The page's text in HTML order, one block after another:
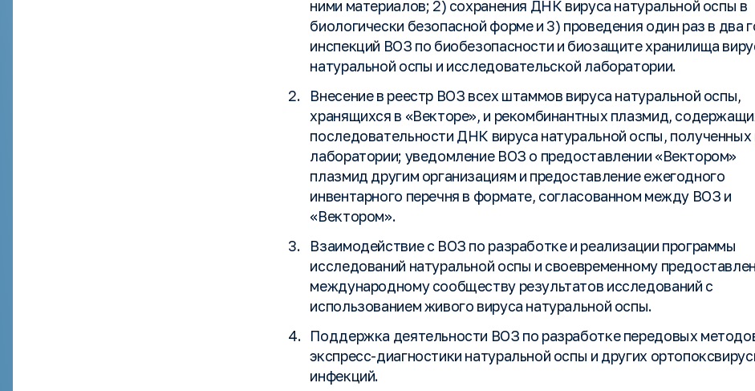
ними материалов; 2) сохранения ДНК вируса натуральной оспы в
биологически безопасной форме и 3) проведения один раз в два
инспекций ВОЗ по биобезопасности и биозащите хранилища
натуральной оспы и исследовательской лаборатории.
Внесение в реестр ВОЗ всех штаммов вируса натуральной оспы,
хранящихся в «Векторе», и рекомбинантных плазмид,
последовательности ДНК вируса натуральной оспы, полученных
лаборатории; уведомление ВОЗ о предоставлении «Вектором»
плазмид другим организациям и предоставление ежегодного
инвентарного перечня в формате, согласованном между ВОЗ и
«Вектором».
Взаимодействие с ВОЗ по разработке и реализации программы
исследований натуральной оспы и своевременному
международному сообществу результатов исследований с
использованием живого вируса натуральной оспы.
Поддержка деятельности ВОЗ по разработке передовых
экспресс-диагностики натуральной оспы и других
инфекций.